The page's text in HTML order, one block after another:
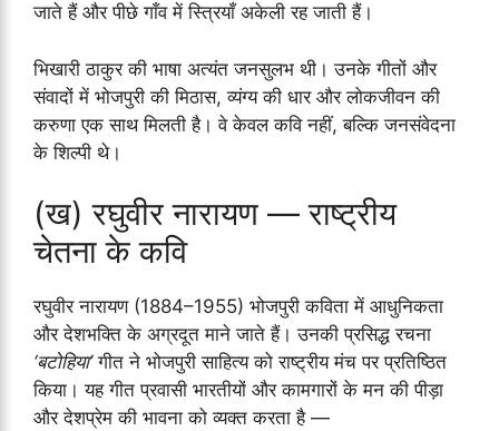
जाते हैं और पीछे गाँव में स्त्रियाँ अकेली रह जाती हैं।
भिखारी ठाकुर की भाषा अत्यंत जनसुलभ थी। उनके गीतों और
संवादों में भोजपुरी की मिठास, व्यंग्य की धार और लोकजीवन की
करुणा एक साथ मिलती है। वे केवल कवि नहीं, बल्कि जनसंवेदना
के शिल्पी थे।
(ख) रघुवीर नारायण — राष्ट्रीय
चेतना के कवि
रघुवीर नारायण (1884–1955) भोजपुरी कविता में आधुनिकता
और देशभक्ति के अग्रदूत माने जाते हैं। उनकी प्रसिद्ध रचना
‘बटोहिया’गीत ने भोजपुरी साहित्य को राष्ट्रीय मंच पर प्रतिष्ठित
किया। यह गीत प्रवासी भारतीयों और कामगारों के मन की पीड़ा
और देशप्रेम की भावना को व्यक्त करता है —